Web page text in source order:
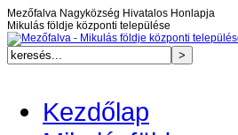
Mezőfalva Nagyközség Hivatalos Honlapja
Mikulás földje központi települése
Kezdőlap